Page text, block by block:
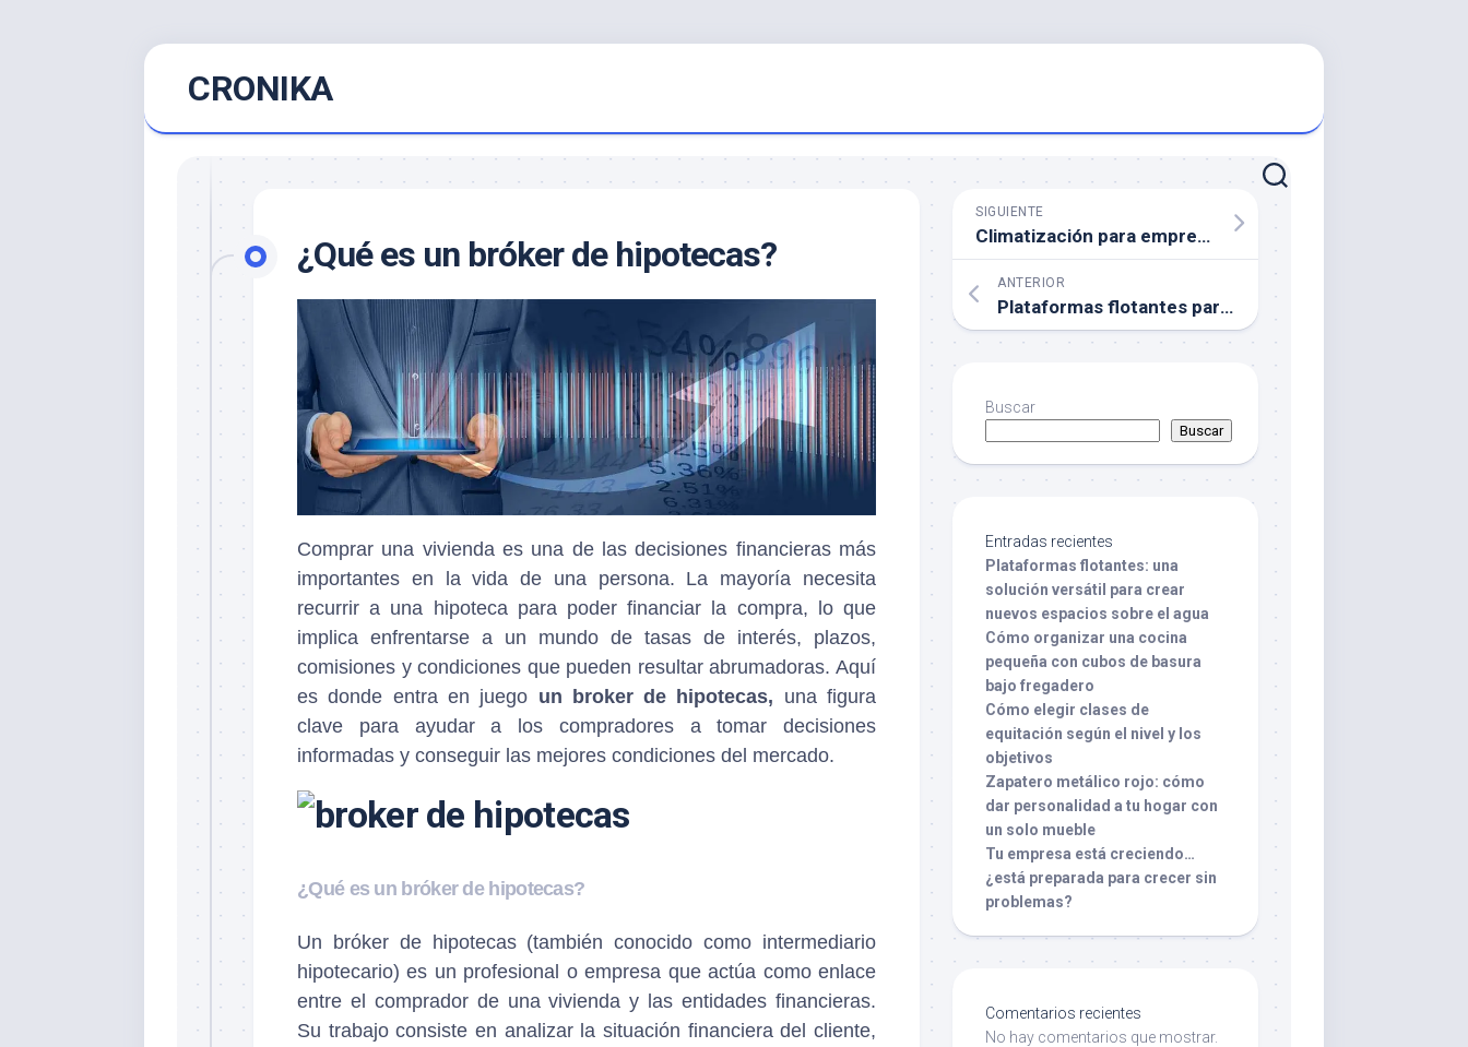
CRONIKA
¿Qué es un bróker de hipotecas?
Comprar una vivienda es una de las decisiones financieras más
importantes en la vida de una persona. La mayoría necesita
recurrir a una hipoteca para poder financiar la compra, lo que
implica enfrentarse a un mundo de tasas de interés, plazos,
comisiones y condiciones que pueden resultar abrumadoras. Aquí
es donde entra en juego un broker de hipotecas, una figura
clave para ayudar a los compradores a tomar decisiones
informadas y conseguir las mejores condiciones del mercado.
¿Qué es un bróker de hipotecas?
Un bróker de hipotecas (también conocido como intermediario
hipotecario) es un profesional o empresa que actúa como enlace
entre el comprador de una vivienda y las entidades financieras.
Su trabajo consiste en analizar la situación financiera del cliente,
SIGUIENTE
Climatización para empresas en Navarra: confort, eficiencia y sostenibilidad
ANTERIOR
Plataformas flotantes para embarcaciones: innovación y seguridad en el mundo náutico
Buscar
Buscar
Entradas recientes
Plataformas flotantes: una
solución versátil para crear
nuevos espacios sobre el agua
Cómo organizar una cocina
pequeña con cubos de basura
bajo fregadero
Cómo elegir clases de
equitación según el nivel y los
objetivos
Zapatero metálico rojo: cómo
dar personalidad a tu hogar con
un solo mueble
Tu empresa está creciendo…
¿está preparada para crecer sin
problemas?
Comentarios recientes
No hay comentarios que mostrar.